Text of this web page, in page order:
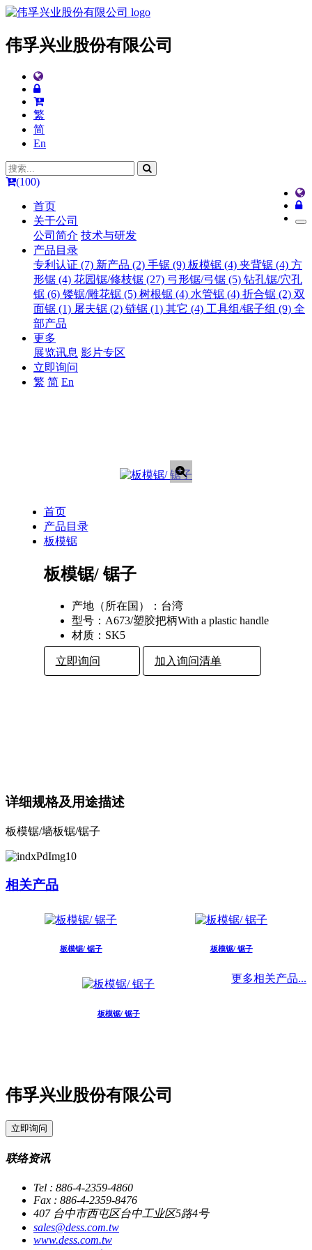
伟孚兴业股份有限公司
繁
简
En
(100)
首页
关于公司
公司简介 技术与研发
产品目录
专利认证 (7) 新产品 (2) 手锯 (9) 板模锯 (4) 夹背锯 (4) 方
形锯 (4) 花园锯/修枝锯 (27) 弓形锯/弓锯 (5) 钻孔锯/穴孔
锯 (6) 镂锯/雕花锯 (5) 树根锯 (4) 水管锯 (4) 折合锯 (2) 双
面锯 (1) 屠夫锯 (2) 链锯 (1) 其它 (4) 工具组/锯子组 (9) 全
部产品
更多
展览讯息 影片专区
立即询问
繁 简 En
首页
产品目录
板模锯
板模锯/ 锯子
产地（所在国）： 台湾
型号： A673/塑胶把柄With a plastic handle
材质： SK5
立即询问 加入询问清单
详细规格及用途描述
板模锯/墙板锯/锯子
相关产品
板模锯/ 锯子 板模锯/ 锯子
板模锯/ 锯子
更多相关产品...
伟孚兴业股份有限公司
立即询问
联络资讯
Tel : 886-4-2359-4860
Fax : 886-4-2359-8476
407 台中市西屯区台中工业区5路4号
sales@dess.com.tw
www.dess.com.tw